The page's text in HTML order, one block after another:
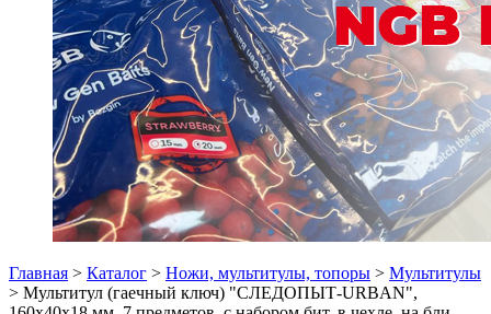
Главная > Каталог > Ножи, мультитулы, топоры > Мультитулы
> Мультитул (гаечный ключ) "СЛЕДОПЫТ-URBAN",